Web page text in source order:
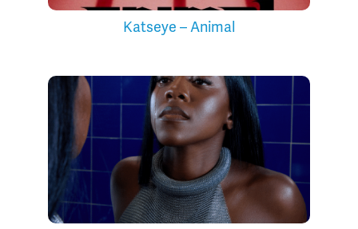
Katseye – Animal